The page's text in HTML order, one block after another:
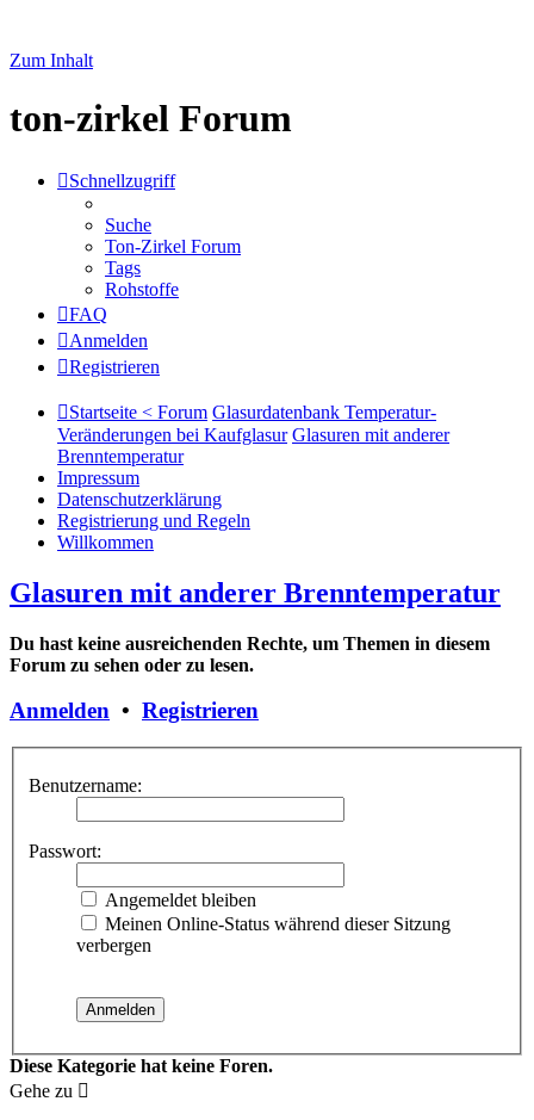
Zum Inhalt
ton-zirkel Forum
Schnellzugriff
Suche
Ton-Zirkel Forum
Tags
Rohstoffe
FAQ
Anmelden
Registrieren
Startseite < Forum Glasurdatenbank Temperatur-
Veränderungen bei Kaufglasur Glasuren mit anderer
Brenntemperatur
Impressum
Datenschutzerklärung
Registrierung und Regeln
Willkommen
Glasuren mit anderer Brenntemperatur
Du hast keine ausreichenden Rechte, um Themen in diesem
Forum zu sehen oder zu lesen.
Anmelden • Registrieren
Benutzername:
Passwort:
Angemeldet bleiben
Meinen Online-Status während dieser Sitzung
verbergen
Diese Kategorie hat keine Foren.
Gehe zu